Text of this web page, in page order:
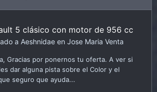
5 clásico con motor de 956 cc
a Aeshnidae en Jose Maria Venta
Gracias por ponernos tu oferta. A ver si
dar alguna pista sobre el Color y el
seguro que ayuda...